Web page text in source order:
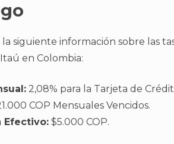
siguiente información sobre las
en Colombia:
2,08% para la Tarjeta de
COP Mensuales Vencidos.
Efectivo: $5.000 COP.